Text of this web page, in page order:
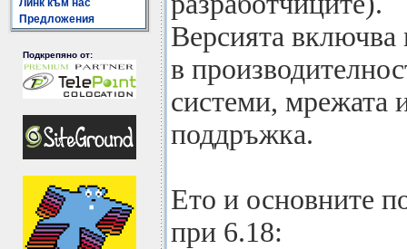
Линк към нас
Предложения
Подкрепяно от:
Версията
в
системи, мрежата
поддръжка.
Ето и основните
при 6.18: